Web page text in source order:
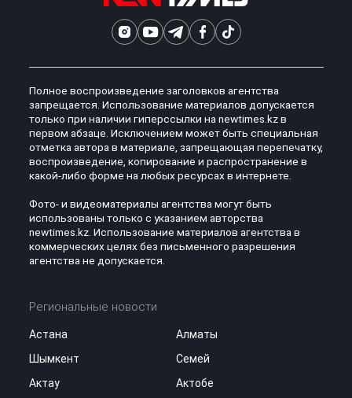
Полное воспроизведение заголовков агентства
запрещается. Использование материалов допускается
только при наличии гиперссылки на newtimes.kz в
первом абзаце. Исключением может быть специальная
отметка автора в материале, запрещающая перепечатку,
воспроизведение, копирование и распространение в
какой-либо форме на любых ресурсах в интернете.
Фото- и видеоматериалы агентства могут быть
использованы только с указанием авторства
newtimes.kz. Использование материалов агентства в
коммерческих целях без письменного разрешения
агентства не допускается.
Региональные новости
Астана
Алматы
Шымкент
Семей
Актау
Актобе